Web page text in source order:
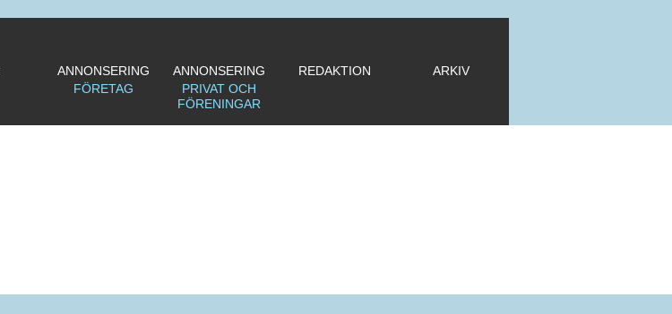
ANNONSERING
FÖRETAG
ANNONSERING
PRIVAT OCH
FÖRENINGAR
REDAKTION ARKIV